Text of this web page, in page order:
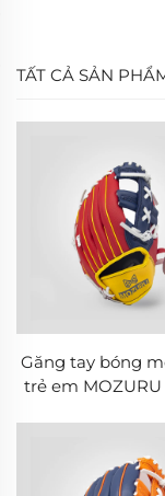
TẤT CẢ SẢN
Găng tay bóng
trẻ em MOZURU